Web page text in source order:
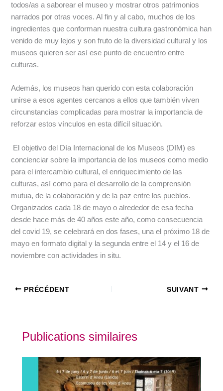
todos/as a saborear el museo y mostrar otros patrimonios
narrados por otras voces. Al fin y al cabo, muchos de los
ingredientes que conforman nuestra cultura gastronómica han
venido de muy lejos y son fruto de la diversidad cultural y los
museos quieren ser así ese punto de encuentro entre
culturas.
Además, los museos han querido con esta colaboración
unirse a esos agentes cercanos a ellos que también viven
circunstancias complicadas para mostrar la importancia de
reforzar estos vínculos en esta difícil situación.
El objetivo del Día Internacional de los Museos (DIM) es
concienciar sobre la importancia de los museos como medio
para el intercambio cultural, el enriquecimiento de las
culturas, así como para el desarrollo de la comprensión
mutua, de la colaboración y de la paz entre los pueblos.
Organizados cada 18 de mayo o alrededor de esa fecha
desde hace más de 40 años este año, como consecuencia
del covid 19, se celebrará en dos fases, una el próximo 18 de
mayo en formato digital y la segunda entre el 14 y el 16 de
noviembre con actividades in situ.
PRÉCÉDENT SUIVANT
Publications similaires